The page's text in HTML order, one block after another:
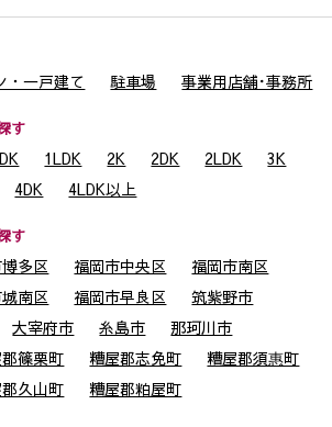
・一戸建て 駐車場 事業用店舗･事務所
す
1LDK 2K 2DK 2LDK
3K
4DK 4LDK以上
す
多区 福岡市中央区
福岡市南区
南区 福岡市早良区
筑紫野市
大宰府市 糸島市
那珂川市
篠栗町 糟屋郡志免町
糟屋郡須惠町
久山町 糟屋郡粕屋町